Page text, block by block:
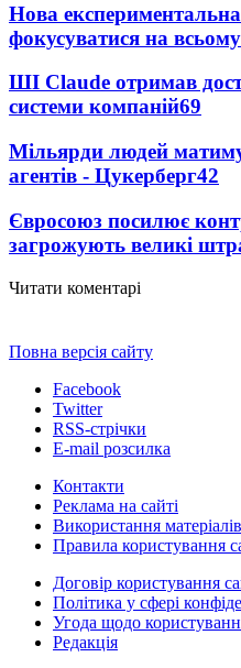
Нова
фокусуватися на
ШІ Claude отримав
системи компаній69
Мільярди людей
агентів - Цукерберг42
Євросоюз посилює
загрожують великі
Читати коментарі
Повна версія сайту
Facebook
Twitter
RSS-стрічки
E-mail розсилка
Контакти
Реклама на сайті
Використання
Правила користування
Договір користування
Політика у сфері
Угода щодо
Редакція